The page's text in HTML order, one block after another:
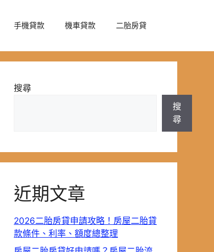
手機貸款 機車貸款 二胎房貸
搜尋
搜
尋
近期文章
2026二胎房貸申請攻略！房屋二胎貸
款條件、利率、額度總整理